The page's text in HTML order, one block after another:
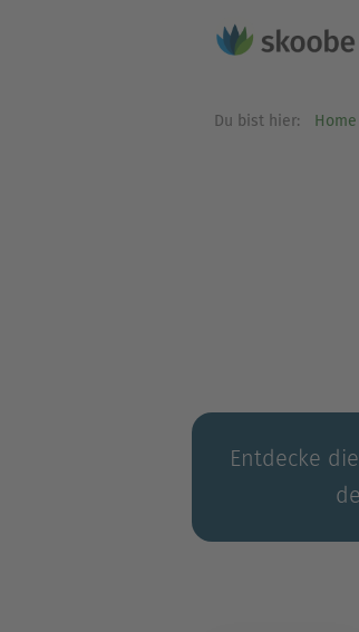
Du bist hier: Home
Entdecke